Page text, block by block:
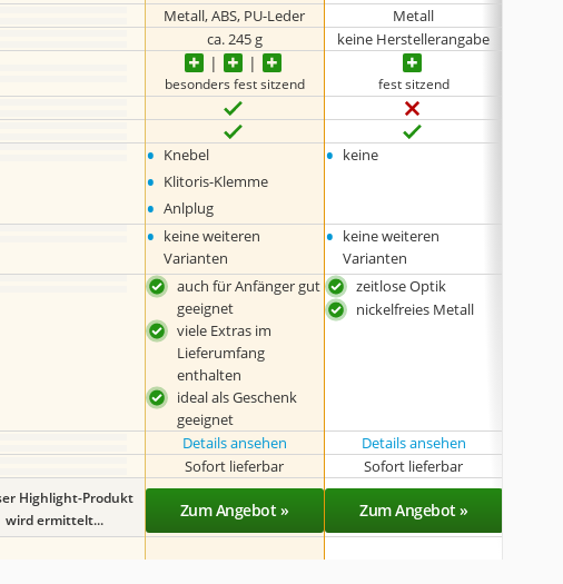
Metall, ABS, PU-Leder
Metall
ca. 245 g
keine Herstellerangabe
besonders fest sitzend fest sitzend
• Knebel
• Klitoris-Klemme
• Anlplug
• keine
• keine weiteren
Varianten
• keine weiteren
Varianten
auch für Anfänger gut
geeignet
viele Extras im
Lieferumfang
enthalten
ideal als Geschenk
geeignet
zeitlose Optik
nickelfreies Metall
Details ansehen Details ansehen
Sofort lieferbar Sofort lieferbar
Highlight-Produkt
wird ermittelt...
Zum Angebot » Zum Angebot »